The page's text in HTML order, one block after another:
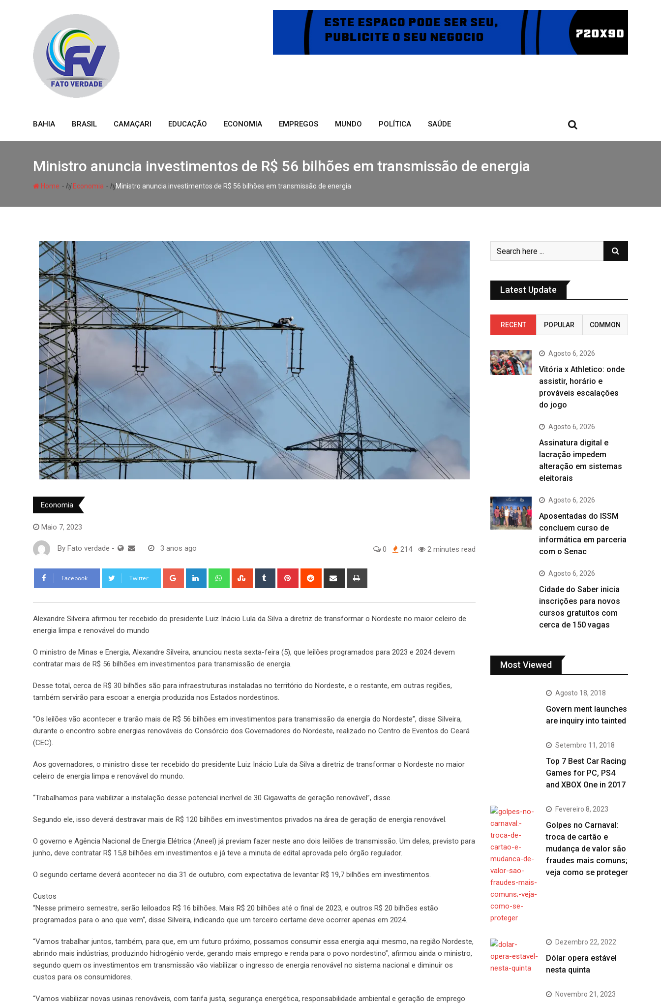
BAHIA BRASIL CAMAÇARI EDUCAÇÃO ECONOMIA EMPREGOS MUNDO POLÍTICA SAÚDE
Ministro anuncia investimentos de R$ 56 bilhões em transmissão de energia
Home - hjEconomia - hjMinistro anuncia investimentos de R$ 56 bilhões em transmissão de energia
Economia
Maio 7, 2023
By Fato verdade - 3 anos ago 0 214 2 minutes read
Facebook Twitter Google+ LinkedIn WhatsappStumbleUpon
Tumblr Pinterest Reddit
Share
Alexandre Silveira afirmou ter recebido do presidente Luiz Inácio Lula da Silva a diretriz de transformar o Nordeste no maior celeiro de
energia limpa e renovável do mundo
O ministro de Minas e Energia, Alexandre Silveira, anunciou nesta sexta-feira (5), que leilões programados para 2023 e 2024 devem
contratar mais de R$ 56 bilhões em investimentos para transmissão de energia.
Desse total, cerca de R$ 30 bilhões são para infraestruturas instaladas no território do Nordeste, e o restante, em outras regiões,
também servirão para escoar a energia produzida nos Estados nordestinos.
“Os leilões vão acontecer e trarão mais de R$ 56 bilhões em investimentos para transmissão da energia do Nordeste”, disse Silveira,
durante o encontro sobre energias renováveis do Consórcio dos Governadores do Nordeste, realizado no Centro de Eventos do Ceará
(CEC).
Aos governadores, o ministro disse ter recebido do presidente Luiz Inácio Lula da Silva a diretriz de transformar o Nordeste no maior
celeiro de energia limpa e renovável do mundo.
“Trabalhamos para viabilizar a instalação desse potencial incrível de 30 Gigawatts de geração renovável”, disse.
Segundo ele, isso deverá destravar mais de R$ 120 bilhões em investimentos privados na área de geração de energia renovável.
O governo e Agência Nacional de Energia Elétrica (Aneel) já previam fazer neste ano dois leilões de transmissão. Um deles, previsto para
junho, deve contratar R$ 15,8 bilhões em investimentos e já teve a minuta de edital aprovada pelo órgão regulador.
O segundo certame deverá acontecer no dia 31 de outubro, com expectativa de levantar R$ 19,7 bilhões em investimentos.
Custos
“Nesse primeiro semestre, serão leiloados R$ 16 bilhões. Mais R$ 20 bilhões até o final de 2023, e outros R$ 20 bilhões estão
programados para o ano que vem“, disse Silveira, indicando que um terceiro certame deve ocorrer apenas em 2024.
“Vamos trabalhar juntos, também, para que, em um futuro próximo, possamos consumir essa energia aqui mesmo, na região Nordeste,
abrindo mais indústrias, produzindo hidrogênio verde, gerando mais emprego e renda para o povo nordestino”, afirmou ainda o ministro,
segundo quem os investimentos em transmissão vão viabilizar o ingresso de energia renovável no sistema nacional e diminuir os
custos para os consumidores.
“Vamos viabilizar novas usinas renováveis, com tarifa justa, segurança energética, responsabilidade ambiental e geração de emprego
Latest Update
RECENT POPULAR COMMON
Agosto 6, 2026
Vitória x Athletico: onde
assistir, horário e
prováveis escalações
do jogo
Agosto 6, 2026
Assinatura digital e
lacração impedem
alteração em sistemas
eleitorais
Agosto 6, 2026
Aposentadas do ISSM
concluem curso de
informática em parceria
com o Senac
Agosto 6, 2026
Cidade do Saber inicia
inscrições para novos
cursos gratuitos com
cerca de 150 vagas
Most Viewed
Agosto 18, 2018
Govern ment launches
are inquiry into tainted
Setembro 11, 2018
Top 7 Best Car Racing
Games for PC, PS4
and XBOX One in 2017
Fevereiro 8, 2023
Golpes no Carnaval:
troca de cartão e
mudança de valor são
fraudes mais comuns;
veja como se proteger
Dezembro 22, 2022
Dólar opera estável
nesta quinta
Novembro 21, 2023